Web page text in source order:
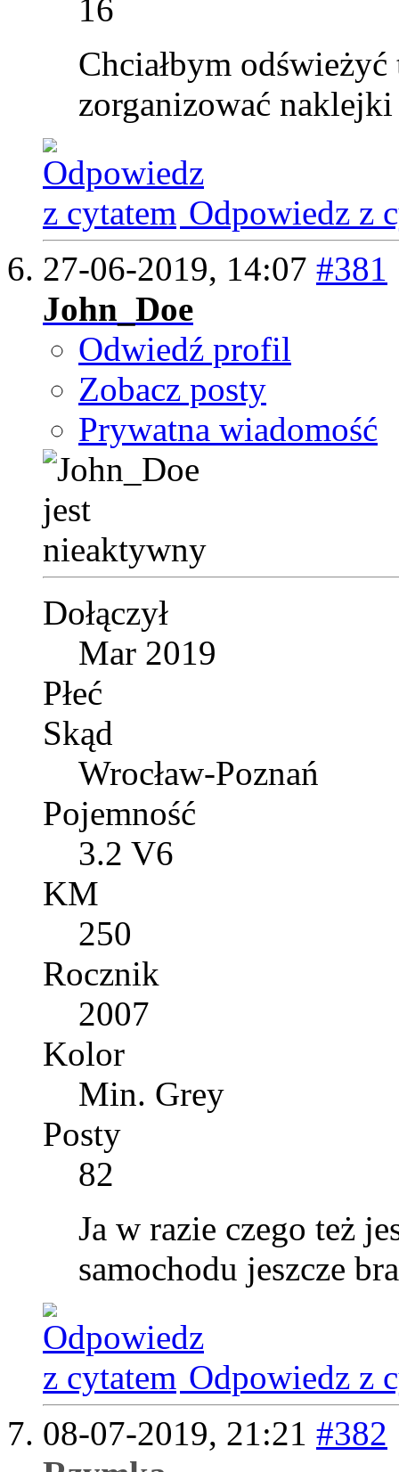
16
Chciałbym
zorganizować
Odpowiedz z
27-06-2019, 14:07 #381
John_Doe
Odwiedź profil
Zobacz posty
Prywatna wiadomość
Dołączył
Mar 2019
Płeć
Skąd
Wrocław-Poznań
Pojemność
3.2 V6
KM
250
Rocznik
2007
Kolor
Min. Grey
Posty
82
Ja w razie czego też
samochodu jeszcze
Odpowiedz z
08-07-2019, 21:21 #382